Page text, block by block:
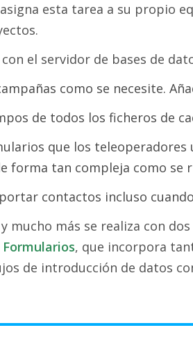
esta tarea a su propio
el servidor de bases de
como se necesite.
de todos los ficheros de
que los
forma tan compleja como se
contactos incluso
mucho más se realiza con
, que incorpora
de introducción de datos